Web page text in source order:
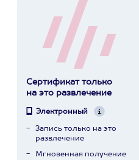
Сертификат только
на это развлечение
Электронный
Запись только на это
развлечение
Мгновенная получение